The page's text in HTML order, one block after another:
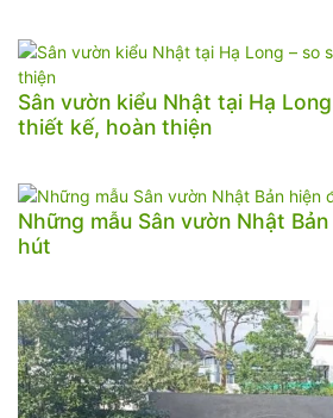
Sân vườn kiểu Nhật tại Hạ
thiết kế, hoàn thiện
Những mẫu Sân vườn Nhật
hút